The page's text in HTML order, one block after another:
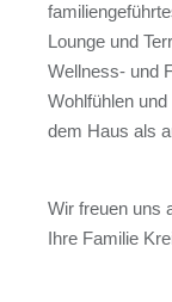
Lounge und
Wellness- und
Wohlfühlen
dem Haus als
Wir freuen uns
Ihre Familie